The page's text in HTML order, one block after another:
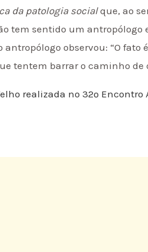
da patologia socialque, ao
tem sentido um antropólogo
observou: “O
tentem barrar o caminho de
realizada no 32º Encontro